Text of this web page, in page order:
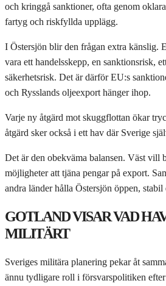
och kringgå sanktioner, ofta genom
fartyg och riskfyllda upplägg.
I Östersjön blir den frågan extra känslig.
vara ett handelsskepp, en sanktionsrisk,
säkerhetsrisk. Det är därför EU:s
och Rysslands oljeexport hänger ihop.
Varje ny åtgärd mot skuggflottan ökar
åtgärd sker också i ett hav där Sverige
Det är den obekväma balansen. Väst vill
möjligheter att tjäna pengar på export.
andra länder hålla Östersjön öppen, stabil
GOTLAND VISAR VAD
MILITÄRT
Sveriges militära planering pekar åt
ännu tydligare roll i försvarspolitiken